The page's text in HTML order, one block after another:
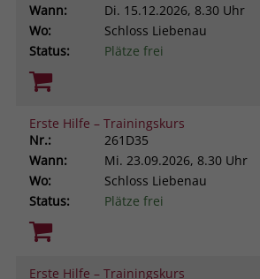
Wann:
Di. 15.12.2026, 8.30 Uhr
Wo:
Schloss Liebenau
Status:
Plätze frei
Erste Hilfe – Trainingskurs
Nr.:
261D35
Wann:
Mi. 23.09.2026, 8.30 Uhr
Wo:
Schloss Liebenau
Status:
Plätze frei
Erste Hilfe – Trainingskurs